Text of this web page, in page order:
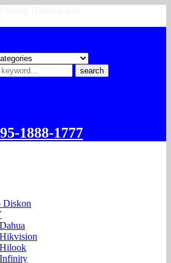
search
1888-1777
Diskon